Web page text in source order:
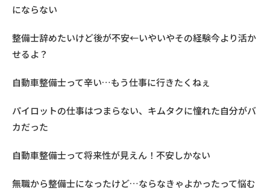
にならない
整備士辞めたいけど後が不安←いやいやその経験今より活か
せるよ？
自動車整備士って辛い…もう仕事に行きたくねぇ
パイロットの仕事はつまらない、キムタクに憧れた自分がバ
カだった
自動車整備士って将来性が見えん！不安しかない
無職から整備士になったけど…ならなきゃよかったって悩む